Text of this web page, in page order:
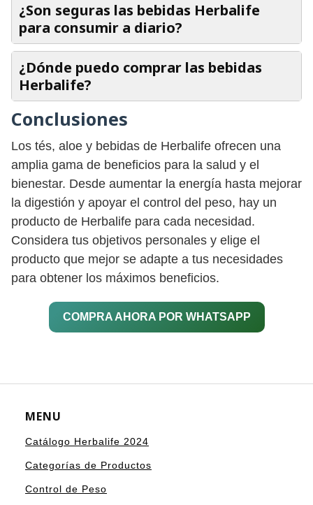
¿Son seguras las bebidas Herbalife
para consumir a diario?
¿Dónde puedo comprar las bebidas
Herbalife?
Conclusiones
Los tés, aloe y bebidas de Herbalife ofrecen una
amplia gama de beneficios para la salud y el
bienestar. Desde aumentar la energía hasta mejorar
la digestión y apoyar el control del peso, hay un
producto de Herbalife para cada necesidad.
Considera tus objetivos personales y elige el
producto que mejor se adapte a tus necesidades
para obtener los máximos beneficios.
COMPRA AHORA POR WHATSAPP
MENU
Catálogo Herbalife 2024
Categorías de Productos
Control de Peso